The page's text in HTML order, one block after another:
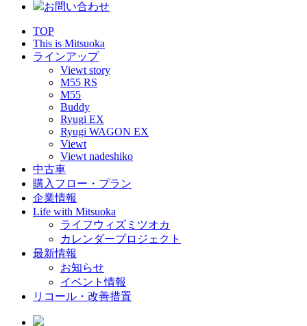
お問い合わせ
TOP
This is Mitsuoka
ラインアップ
Viewt story
M55 RS
M55
Buddy
Ryugi EX
Ryugi WAGON EX
Viewt
Viewt nadeshiko
中古車
購入フロー・プラン
企業情報
Life with Mitsuoka
ライフウィズミツオカ
カレンダープロジェクト
最新情報
お知らせ
イベント情報
リコール・改善措置